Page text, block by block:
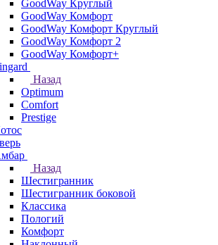
GoodWay Круглый
GoodWay Комфорт
GoodWay Комфорт Круглый
GoodWay Комфорт 2
GoodWay Комфорт+
Назад
Optimum
Comfort
Prestige
Назад
Шестигранник
Шестигранник боковой
Классика
Пологий
Комфорт